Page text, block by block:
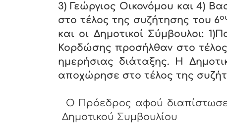
3) Γεώργιος Οικονόμου και 4)
στο τέλος της συζήτησης του 6
και οι Δημοτικοί Σύμβουλοι:
Κορδώσης προσήλθαν στο
ημερήσιας διάταξης. Η
αποχώρησε στο τέλος της
Ο Πρόεδρος αφού
Δημοτικού Συμβουλίου